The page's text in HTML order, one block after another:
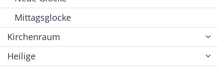
Mittagsglocke
Kirchenraum
Heilige